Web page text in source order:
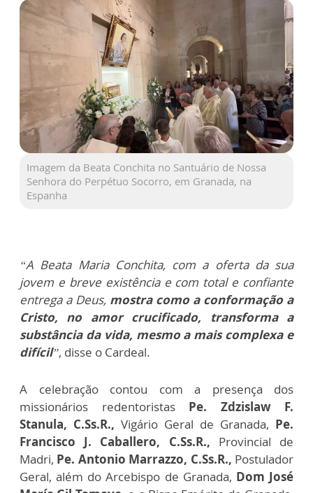
Imagem da Beata Conchita no Santuário de Nossa
Senhora do Perpétuo Socorro, em Granada, na
Espanha
“A Beata Maria Conchita, com a oferta da sua
jovem e breve existência e com total e confiante
entrega a Deus, mostra como a conformação a
Cristo, no amor crucificado, transforma a
substância da vida, mesmo a mais complexa e
difícil”, disse o Cardeal.
A celebração contou com a presença dos
missionários redentoristas Pe. Zdzislaw F.
Stanula, C.Ss.R., Vigário Geral de Granada, Pe.
Francisco J. Caballero, C.Ss.R., Provincial de
Madri, Pe. Antonio Marrazzo, C.Ss.R., Postulador
Geral, além do Arcebispo de Granada, Dom José